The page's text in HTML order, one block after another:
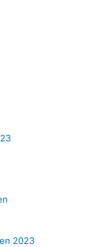
2023